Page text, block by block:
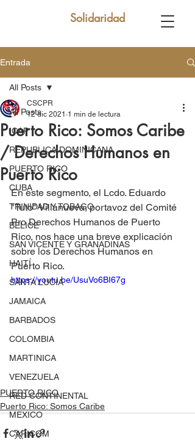
Solidaridad
Entrada
All Posts
ICAP
REPUBLICA DOMINICANA
PUERTO RICO
CUBA
TRINIDAD Y TOBAGO
BELICE
SAN VICENTE Y GRANADINAS
HAITÍ
SANTA LUCÍA
JAMAICA
BARBADOS
COLOMBIA
MARTINICA
VENEZUELA
RED CONTINENTAL
MEXICO
CARICOM
All Posts
Puerto Rico: Somos Caribe
/ Derechos Humanos en
Puerto Rico
CSCPR
12 dic 2021 1 min de lectura
En este segmento, el Lcdo. Eduardo
"Tuto" Villanueva, portavoz del Comité
Pro Derechos Humanos de Puerto
Rico, nos hace una breve explicación
sobre los Derechos Humanos en
Puerto Rico.
https://youtu.be/UsuVo6BI67g
PUERTO RICO
Puerto Rico: Somos Caribe